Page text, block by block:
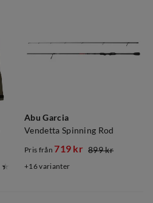
Abu Garcia
Vendetta Spinning Rod
discounted
Pris från 719 kr
original
899 kr
16varianter